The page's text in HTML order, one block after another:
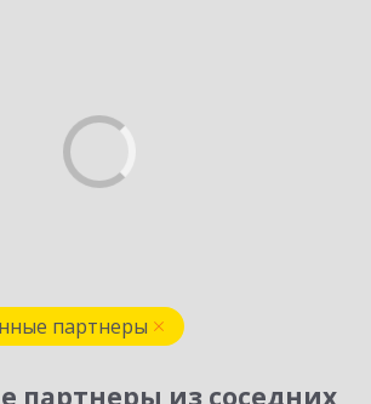
партнеры
партнеры из соседних